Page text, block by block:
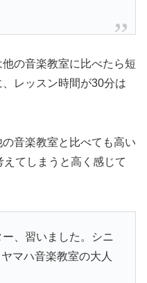
の音楽教室に比べたら短
レッスン時間が30分は
音楽教室と比べても高い
てしまうと高く感じて
、習いました。シニ
マハ音楽教室の大人